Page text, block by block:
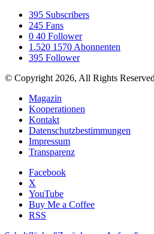
395 Subscribers
245 Fans
0 40 Follower
1.520 1570 Abonnenten
395 Follower
© Copyright 2026, All Rights Reserved
Magazin
Kooperationen
Kontakt
Datenschutzbestimmungen
Impressum
Transparenz
Facebook
X
YouTube
Buy Me a Coffee
RSS